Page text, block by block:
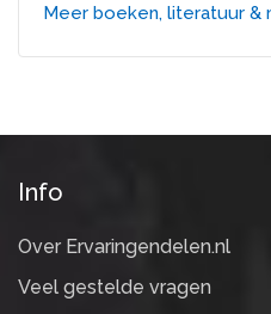
Meer boeken, literatuur &
Info
Over Ervaringendelen.nl
Veel gestelde vragen